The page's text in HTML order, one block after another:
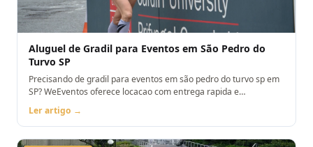
Aluguel de Gradil para Eventos em São Pedro do
Turvo SP
Precisando de gradil para eventos em são pedro do turvo sp em
SP? WeEventos oferece locacao com entrega rapida e
montagem. Orcamento pelo WhatsApp.
Ler artigo →